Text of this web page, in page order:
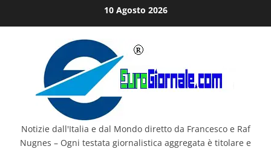
al
10 Agosto 2026
Notizie dall'Italia e dal Mondo diretto da Francesco e Raf
Nugnes – Ogni testata giornalistica aggregata è titolare e